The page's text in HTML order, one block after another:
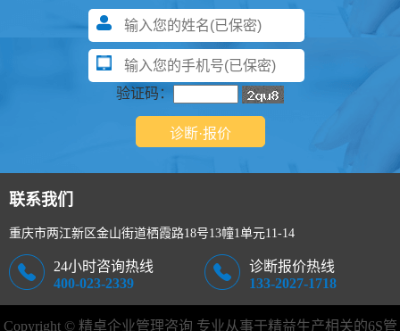
验证码：
联系我们
重庆市两江新区金山街道栖霞路18号13幢1单元11-14
24小时咨询热线
400-023-2339
诊断报价热线
133-2027-1718
Copyright © 精卓企业管理咨询 专业从事于精益生产相关的6S管